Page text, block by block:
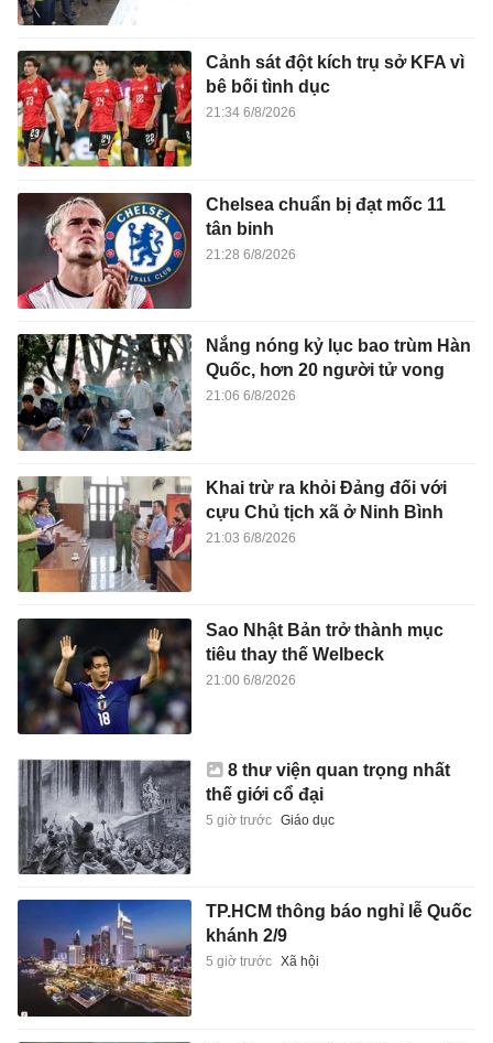
Cảnh sát đột kích trụ sở KFA vì
bê bối tình dục
21:34 6/8/2026
Chelsea chuẩn bị đạt mốc 11
tân binh
21:28 6/8/2026
Nắng nóng kỷ lục bao trùm Hàn
Quốc, hơn 20 người tử vong
21:06 6/8/2026
Khai trừ ra khỏi Đảng đối với
cựu Chủ tịch xã ở Ninh Bình
21:03 6/8/2026
Sao Nhật Bản trở thành mục
tiêu thay thế Welbeck
21:00 6/8/2026
8 thư viện quan trọng nhất
thế giới cổ đại
5 giờ trước Giáo dục
TP.HCM thông báo nghỉ lễ Quốc
khánh 2/9
5 giờ trước Xã hội